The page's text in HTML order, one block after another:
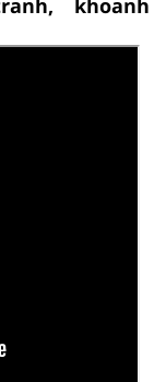
khoanh